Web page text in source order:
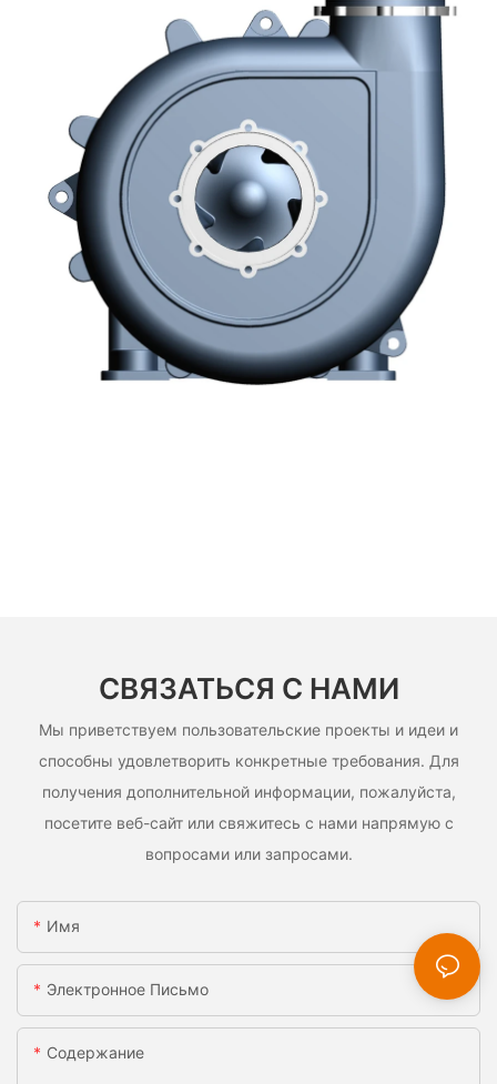
СВЯЗАТЬСЯ С НАМИ
Мы приветствуем пользовательские проекты и идеи и
способны удовлетворить конкретные требования. Для
получения дополнительной информации, пожалуйста,
посетите веб-сайт или свяжитесь с нами напрямую с
вопросами или запросами.
Имя
Электронное Письмо
Содержание